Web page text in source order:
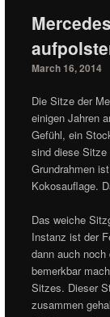
March 16, 2014
Die Sitze der
einigen Jahren
Gefühl, ein
sind diese Sitze
Grundrahmen
Kokosauflage.
Das weiche
Instanz ist der
dann auch
bemerkbar
Sitzes. Dieser
zusammen